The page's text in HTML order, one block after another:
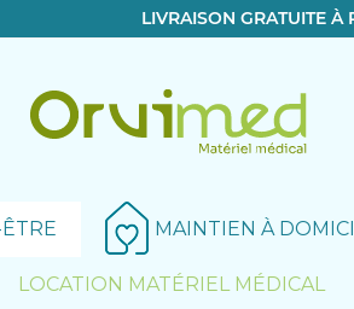
LIVRAISON GRATUITE À
MAINTIEN À
LOCATION MATÉRIEL MÉDICAL